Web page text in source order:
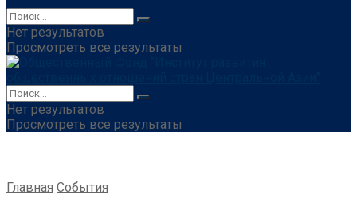
Нет результатов
Просмотреть все результаты
Нет результатов
Просмотреть все результаты
Главная События